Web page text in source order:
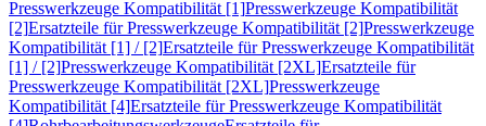
Presswerkzeuge Kompatibilität [1]Presswerkzeuge Kompatibilität
[2]Ersatzteile für Presswerkzeuge Kompatibilität [2]Presswerkzeuge
Kompatibilität [1] / [2]Ersatzteile für Presswerkzeuge Kompatibilität
[1] / [2]Presswerkzeuge Kompatibilität [2XL]Ersatzteile für
Presswerkzeuge Kompatibilität [2XL]Presswerkzeuge
Kompatibilität [4]Ersatzteile für Presswerkzeuge Kompatibilität